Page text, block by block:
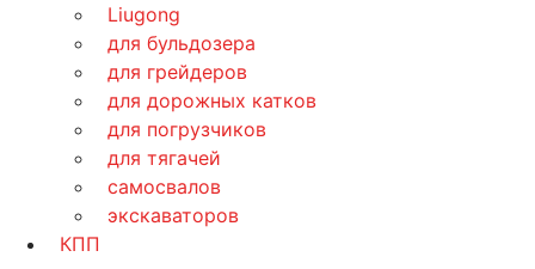
Liugong
для бульдозера
для грейдеров
для дорожных катков
для погрузчиков
для тягачей
самосвалов
экскаваторов
КПП